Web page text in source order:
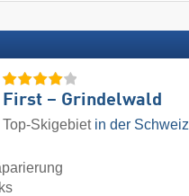
First – Grindelwald
Top-Skigebiet in der Schweiz